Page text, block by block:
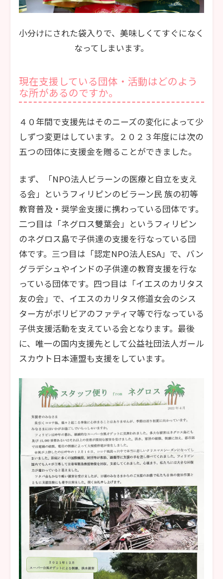
小分けにされた袋入りで、美味しくてすぐになく
なってしまいます。
現在支援している団体・活動はどのよう
な所があるのですか。
４０年間で支援先はそのニーズの変化によって少
しずつ変更はしています。２０２３年度には次の
五つの団体に支援金を贈ることができました。
まず、「NPO法人ビラーンの医療と自立を支え
る会」というフィリピンのビラーン民 族の初等
教育普及・奨学金支援に携わっている団体です。
二つ目は「ネグロス雙葉会」というフィリピン
のネグロス島で子供達の支援を行なっている団
体です。三つ目は「認定NPO法人ESA」で、バン
グラデシュやインドの子供達の教育支援を行な
っている団体です。四つ目は「イエスのカリタス
友の会」で、イエスのカリタス修道女会のシス
ター方がボリビアのファティマ等で行なっている
子供支援活動を支えている会となります。最後
に、唯一の国内支援先として公益社団法人ガール
スカウト日本連盟も支援をしています。